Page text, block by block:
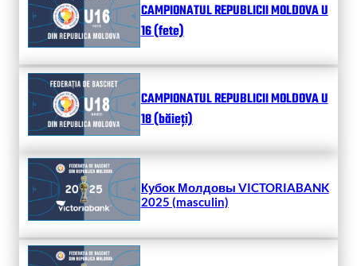
CAMPIONATUL REPUBLICII MOLDOVA U
16 (fete)
CAMPIONATUL REPUBLICII MOLDOVA U
18 (băieți)
Кубок Молдовы VICTORIABANK
2025 (masculin)